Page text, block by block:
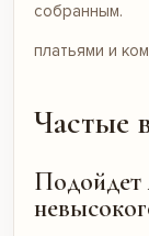
собранным.
платьями и
Частые
Подойдет